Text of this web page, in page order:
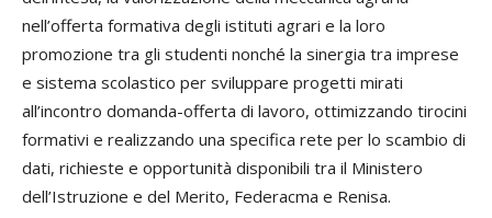
nell’offerta formativa degli istituti agrari e la loro
promozione tra gli studenti nonché la sinergia tra imprese
e sistema scolastico per sviluppare progetti mirati
all’incontro domanda-offerta di lavoro, ottimizzando tirocini
formativi e realizzando una specifica rete per lo scambio di
dati, richieste e opportunità disponibili tra il Ministero
dell’Istruzione e del Merito, Federacma e Renisa.